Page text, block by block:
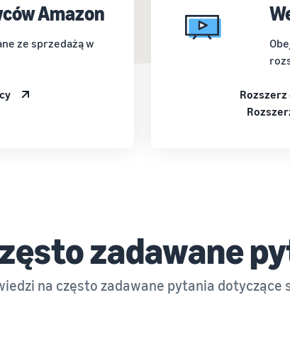
Amazon
ze sprzedażą w
Rozszerz
zadawane
na często zadawane pytania dotyczące